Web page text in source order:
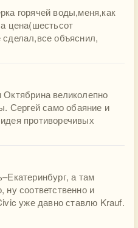
горячей воды,меня,как
цена(шестьсот
объяснил,
великолепно
Сергей само обаяние и
противоречивых
а там
ну соответственно и
уже давно ставлю Krauf.